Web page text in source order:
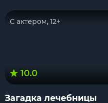
С актером, 12+
10.0
Загадка лечебницы